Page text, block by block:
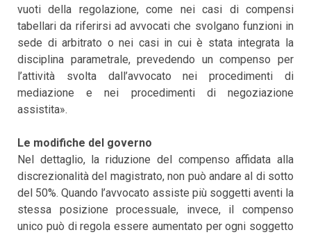
vuoti della regolazione, come nei casi di compensi
tabellari da riferirsi ad avvocati che svolgano funzioni in
sede di arbitrato o nei casi in cui è stata integrata la
disciplina parametrale, prevedendo un compenso per
l’attività svolta dall’avvocato nei procedimenti di
mediazione e nei procedimenti di negoziazione
assistita».
Le modifiche del governo
Nel dettaglio, la riduzione del compenso affidata alla
discrezionalità del magistrato, non può andare al di sotto
del 50%. Quando l’avvocato assiste più soggetti aventi la
stessa posizione processuale, invece, il compenso
unico può di regola essere aumentato per ogni soggetto